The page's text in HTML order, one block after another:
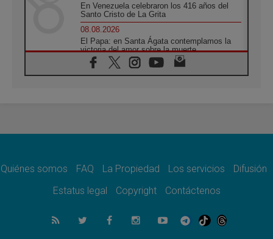
En Venezuela celebraron los 416 años del
Santo Cristo de La Grita
08.08.2026
El Papa: en Santa Ágata contemplamos la
victoria del amor sobre la muerte
08.08.2026
León XIV visitará el Santuario de la Madre
07.08.2026
07.08.2026
el compromiso del cristiano"
La matanza de niños en Gaza no cesa: 300
muertos en 300 días
Quiénes somos FAQ La Propiedad Los servicios
Difusión
Estatus legal
Copyright Contáctenos